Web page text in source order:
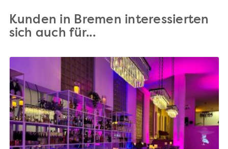
Kunden in Bremen interessierten
sich auch für...